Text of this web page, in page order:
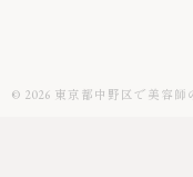
© 2026 東京都中野区で美容師